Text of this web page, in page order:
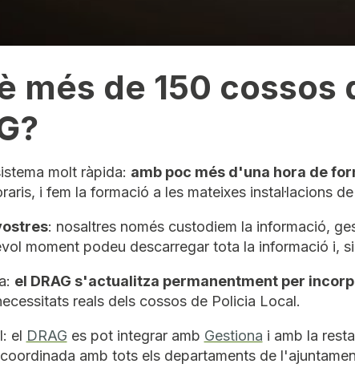
més de 150
molt ràpida: amb poc més d'una hora de
i fem la formació a les mateixes instal·lacions
: nosaltres només custodiem la informació,
moment podeu descarregar tota la informació i,
el DRAG s'actualitza permanentment per
reals dels cossos de Policia Local.
el DRAG es pot integrar amb Gestiona i amb la
amb tots els departaments de